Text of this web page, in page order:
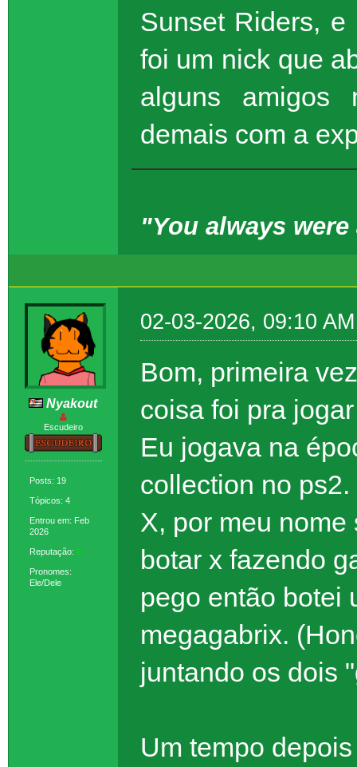
Sunset Riders,
foi um nick que
alguns amigos
demais com a
"You always
Nyakout
Escudeiro
Posts: 19
Tópicos: 4
Entrou em: Feb
2026
Reputação: 6
Pronomes:
Ele/Dele
02-03-2026, 09:10 AM
Bom, primeira
coisa foi pra
Eu jogava na
collection no
X, por meu
botar x fazendo
pego então botei
megagabrix.
juntando os dois
Um tempo